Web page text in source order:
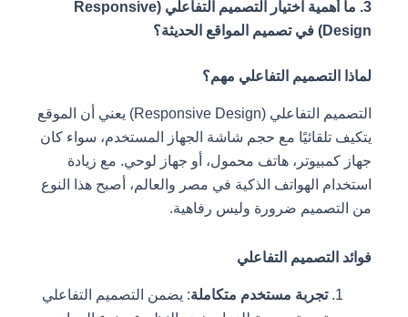
3. ما أهمية اختيار التصميم التفاعلي (Responsive
Design) في تصميم المواقع الحديثة؟
لماذا التصميم التفاعلي مهم؟
التصميم التفاعلي (Responsive Design) يعني أن الموقع
يتكيف تلقائيًا مع حجم شاشة الجهاز المستخدم، سواء كان
جهاز كمبيوتر، هاتف محمول، أو جهاز لوحي. مع زيادة
استخدام الهواتف الذكية في مصر والعالم، أصبح هذا النوع
من التصميم ضرورة وليس رفاهية.
فوائد التصميم التفاعلي
تجربة مستخدم متكاملة: يضمن التصميم التفاعلي